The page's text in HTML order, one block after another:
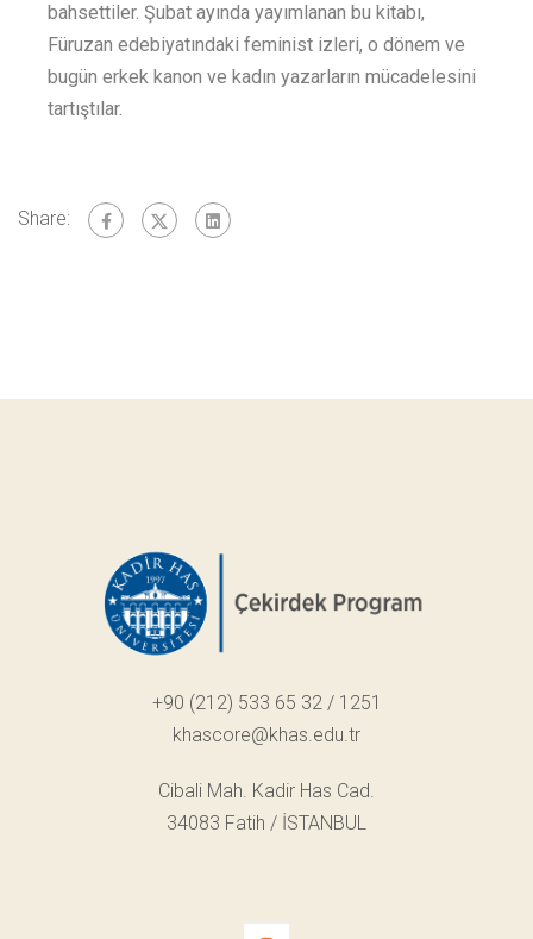
bahsettiler. Şubat ayında yayımlanan bu kitabı,
Füruzan edebiyatındaki feminist izleri, o dönem ve
bugün erkek kanon ve kadın yazarların mücadelesini
tartıştılar.
Share:
+90 (212) 533 65 32 / 1251
khascore@khas.edu.tr
Cibali Mah. Kadir Has Cad.
34083 Fatih / İSTANBUL